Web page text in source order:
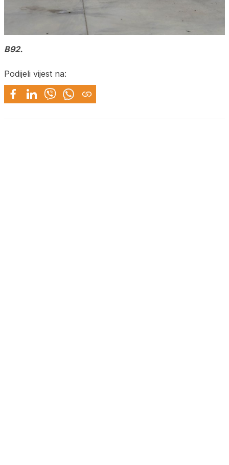
B92.
Podijeli vijest na: